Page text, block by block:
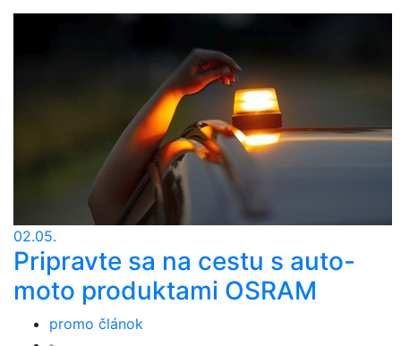
02.05.
Pripravte sa na cestu s auto-
moto produktami OSRAM
promo článok